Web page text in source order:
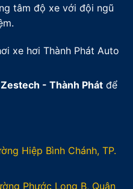
tâm độ xe với đội ngũ
- Thành Phát để
Hiệp Bình Chánh, TP.
Phước Long B, Quận